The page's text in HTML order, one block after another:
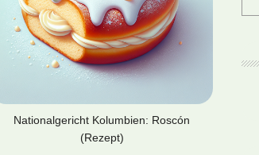
Nationalgericht Kolumbien: Roscón
(Rezept)